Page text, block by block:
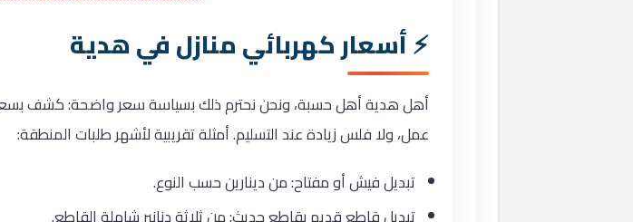
أسعار كهربائي منازل في هدية
أهل هدية أهل حسبة، ونحن نحترم ذلك بسياسة سعر واضحة: كشف
عمل، ولا فلس زيادة عند التسليم. أمثلة تقريبية لأشهر طلبات المنطقة:
تبديل فيش أو مفتاح: من دينارين حسب النوع.